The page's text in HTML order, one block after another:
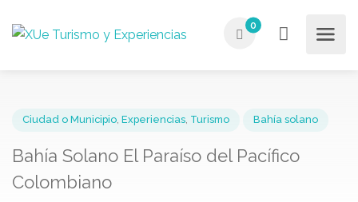
0
Bahía Solano El Paraíso del Pacífico